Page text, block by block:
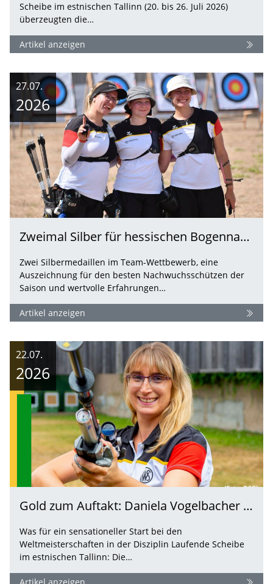
Scheibe im estnischen Tallinn (20. bis 26. Juli 2026)
überzeugten die…
Artikel anzeigen
27.07.
2026
Zweimal Silber für hessischen Bogennachwuchs - U18-/U21-Europameisterschaft 2026 in Rom
Zwei Silbermedaillen im Team-Wettbewerb, eine
Auszeichnung für den besten Nachwuchsschützen der
Saison und wertvolle Erfahrungen…
Artikel anzeigen
22.07.
2026
Gold zum Auftakt: Daniela Vogelbacher ist Weltmeisterin!
Was für ein sensationeller Start bei den
Weltmeisterschaften in der Disziplin Laufende Scheibe
im estnischen Tallinn: Die…